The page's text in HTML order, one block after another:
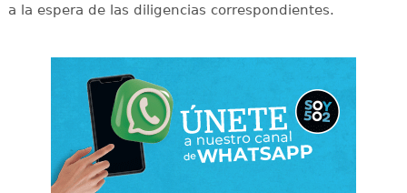
a la espera de las diligencias correspondientes.